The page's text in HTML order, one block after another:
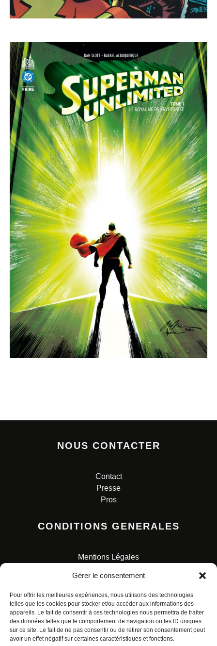
Gérer le consentement
Pour offrir les meilleures expériences, nous utilisons des technologies
telles que les cookies pour stocker et/ou accéder aux informations des
appareils. Le fait de consentir à ces technologies nous permettra de traiter
des données telles que le comportement de navigation ou les ID uniques
sur ce site. Le fait de ne pas consentir ou de retirer son consentement peut
avoir un effet négatif sur certaines caractéristiques et fonctions.
NOUS CONTACTER
Contact
Presse
Pros
CONDITIONS GENERALES
Mentions Légales
Charte pour la protection des données personnelles
© ALL RIGHTS RESERVED. URBAN COMICS POUR LES